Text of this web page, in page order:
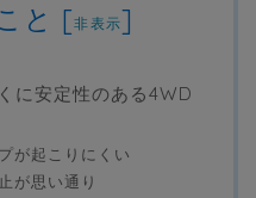
と [非表示]
に安定性のある4WD
が起こりにくい
が思い通り